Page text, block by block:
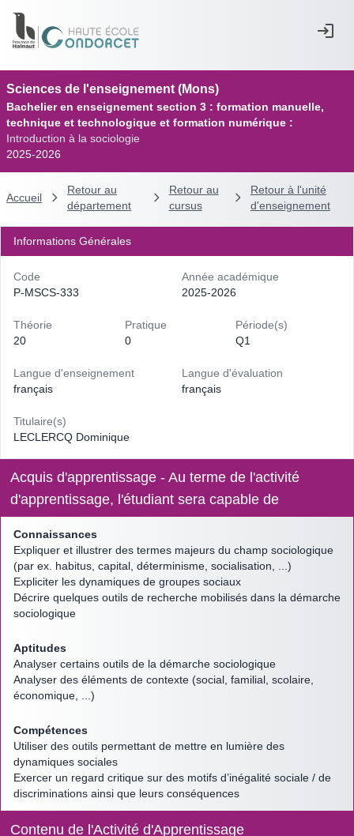
Sciences de l'enseignement (Mons)
Bachelier en enseignement section 3 : formation manuelle,
technique et technologique et formation numérique :
Introduction à la sociologie
2025-2026
Accueil
Retour au
département
Retour au
cursus
Retour à l'unité
d'enseignement
Informations Générales
Code
P-MSCS-333
Année académique
2025-2026
Théorie
20
Pratique
0
Période(s)
Q1
Langue d'enseignement
français
Langue d'évaluation
français
Titulaire(s)
LECLERCQ Dominique
Acquis d'apprentissage - Au terme de l'activité
d'apprentissage, l'étudiant sera capable de
Connaissances
Expliquer et illustrer des termes majeurs du champ sociologique
(par ex. habitus, capital, déterminisme, socialisation, ...)
Expliciter les dynamiques de groupes sociaux
Décrire quelques outils de recherche mobilisés dans la démarche
sociologique
Aptitudes
Analyser certains outils de la démarche sociologique
Analyser des éléments de contexte (social, familial, scolaire,
économique, ...)
Compétences
Utiliser des outils permettant de mettre en lumière des
dynamiques sociales
Exercer un regard critique sur des motifs d’inégalité sociale / de
discriminations ainsi que leurs conséquences
Contenu de l'Activité d'Apprentissage